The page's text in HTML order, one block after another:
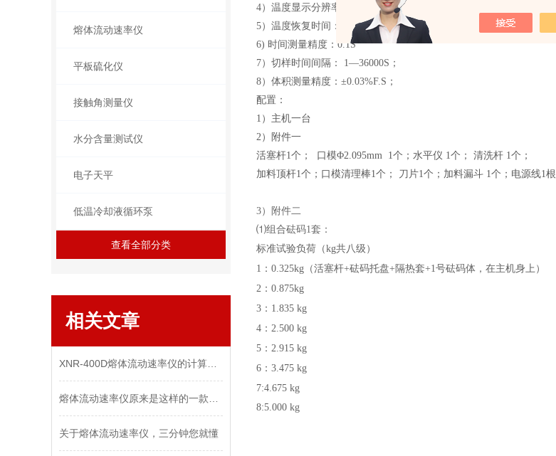
熔体流动速率仪
平板硫化仪
接触角测量仪
水分含量测试仪
电子天平
低温冷却液循环泵
查看全部分类
相关文章
关于熔体流动速率仪，三分钟您就懂
4）温度显示分辨率： 0.1℃；
5）温度恢复时间： <4min；
6) 时间测量精度：0.1S
7）切样时间间隔： 1—36000S；
8）体积测量精度：±0.03%F.S；
配置：
1 ）主机一台
2）附件一
活塞杆1个； 口模Φ2.095mm 1个；水平仪 1个； 清洗杆 1个；
加料顶杆1个；口模清理棒1个； 刀片1个； 加料漏斗 1个； 电源线1根
3）附件二
⑴组合砝码1套：
标准试验负荷（kg共八级）
1：0.325kg（活塞杆+砝码托盘+隔热套+1号砝码体 ，在主机身上）
2：0.875kg
3： 1.835 kg
4 ： 2.500 kg
5 ： 2.915 kg
6 ： 3.475 kg
7:4.675 kg
8:5.000 kg